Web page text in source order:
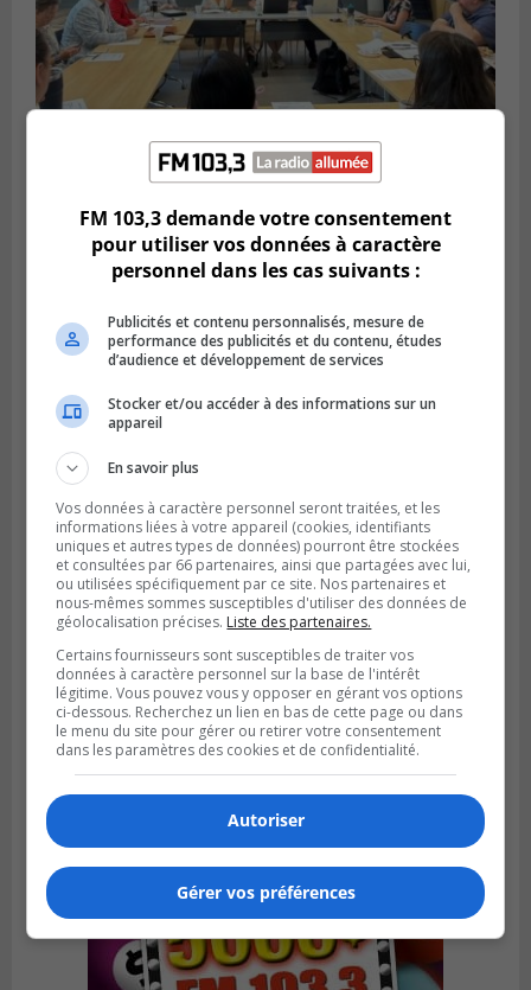
La CCIVRR veut revitaliser le terrain de
Northvolt
GREENFIELD PARK
Publié le 6 août 2026 à 13h45
Greenfield Park veut s’armer contre les
fortes
pluies
FM 103,3 demande votre consentement
pour utiliser vos données à caractère
personnel dans les cas suivants :
Publicités et contenu personnalisés, mesure de
performance des publicités et du contenu, études
d’audience et développement de services
Stocker et/ou accéder à des informations sur un
appareil
En savoir plus
Vos données à caractère personnel seront traitées, et les
informations liées à votre appareil (cookies, identifiants
uniques et autres types de données) pourront être stockées
et consultées par 66 partenaires, ainsi que partagées avec lui,
ou utilisées spécifiquement par ce site. Nos partenaires et
nous-mêmes sommes susceptibles d'utiliser des données de
géolocalisation précises. Liste des partenaires.
Certains fournisseurs sont susceptibles de traiter vos
données à caractère personnel sur la base de l'intérêt
légitime. Vous pouvez vous y opposer en gérant vos options
ci-dessous. Recherchez un lien en bas de cette page ou dans
le menu du site pour gérer ou retirer votre consentement
dans les paramètres des cookies et de confidentialité.
Autoriser
Gérer vos préférences